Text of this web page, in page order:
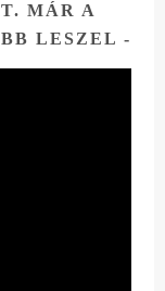
MÁR A
LESZEL